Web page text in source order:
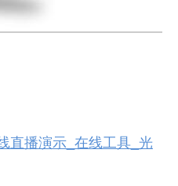
直播演示_在线工具_光